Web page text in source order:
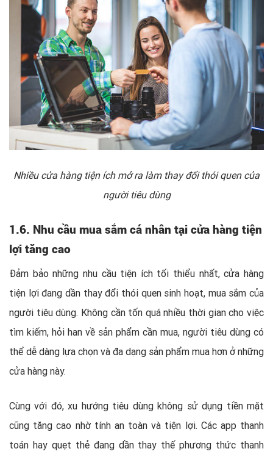
Nhiều cửa hàng tiện ích mở ra làm thay đổi thói quen của
người tiêu dùng
1.6. Nhu cầu mua sắm cá nhân tại cửa hàng tiện
lợi tăng cao
Đảm bảo những nhu cầu tiện ích tối thiểu nhất, cửa hàng
tiện lợi đang dần thay đổi thói quen sinh hoạt, mua sắm của
người tiêu dùng. Không cần tốn quá nhiều thời gian cho việc
tìm kiếm, hỏi han về sản phẩm cần mua, người tiêu dùng có
thể dễ dàng lựa chọn và đa dạng sản phẩm mua hơn ở những
cửa hàng này.
Cùng với đó, xu hướng tiêu dùng không sử dụng tiền mặt
cũng tăng cao nhờ tính an toàn và tiện lợi. Các app thanh
toán hay quẹt thẻ đang dần thay thế phương thức thanh